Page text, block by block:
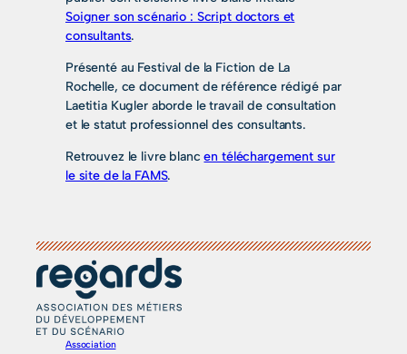
Soigner son scénario : Script doctors et
consultants.
Présenté au Festival de la Fiction de La
Rochelle, ce document de référence rédigé par
Laetitia Kugler aborde le travail de consultation
et le statut professionnel des consultants.
Retrouvez le livre blancen téléchargement sur
le site de la FAMS.
Association